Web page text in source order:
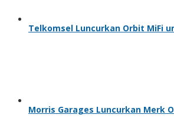
Telkomsel Luncurkan Orbit MiFi
Morris Garages Luncurkan Merk